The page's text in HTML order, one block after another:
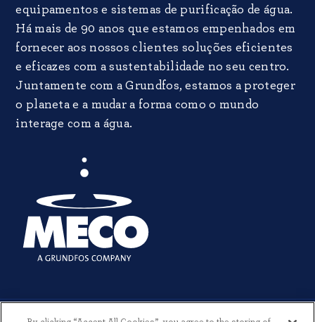
equipamentos e sistemas de purificação de água.
Há mais de 90 anos que estamos empenhados em
fornecer aos nossos clientes soluções eficientes
e eficazes com a sustentabilidade no seu centro.
Juntamente com a Grundfos, estamos a proteger
o planeta e a mudar a forma como o mundo
interage com a água.